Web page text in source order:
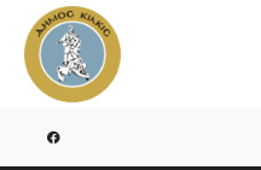
Skip
Search
for: